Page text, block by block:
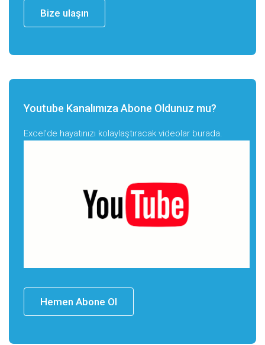
Bize ulaşın
Youtube Kanalımıza Abone Oldunuz mu?
Excel'de hayatınızı kolaylaştıracak videolar burada.
Hemen Abone Ol